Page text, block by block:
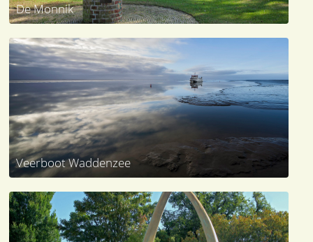
De Monnik
Veerboot Waddenzee